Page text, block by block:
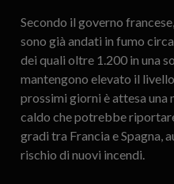
Secondo il governo
sono già andati in fumo
dei quali oltre 1.200 in una
mantengono elevato il
prossimi giorni è attesa una
caldo che potrebbe
gradi tra Francia e Spagna,
rischio di nuovi incendi.